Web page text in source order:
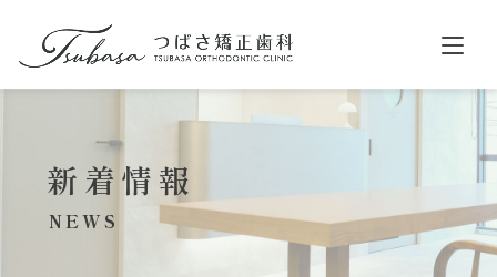
ホーム
クリニック紹介
診療案内
新着情報
NEWS